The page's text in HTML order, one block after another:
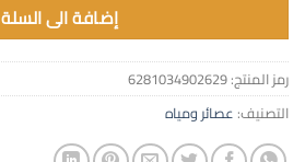
إضافة الى السلة
رمز المنتج:6281034902629
التصنيف: عصائر ومياه